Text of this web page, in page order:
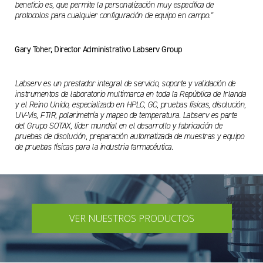
beneficio es, que permite la personalización muy específica de
protocolos para cualquier configuración de equipo en campo."
Gary Toher, Director Administrativo Labserv Group
Labserv es un prestador integral de servicio, soporte y validación de
instrumentos de laboratorio multimarca en toda la República de Irlanda
y el Reino Unido, especializado en HPLC, GC, pruebas físicas, disolución,
UV-Vis, FTIR, polarimetría y mapeo de temperatura. Labserv es parte
del Grupo SOTAX, líder mundial en el desarrollo y fabricación de
pruebas de disolución, preparación automatizada de muestras y equipo
de pruebas físicas para la industria farmacéutica.
VER NUESTROS PRODUCTOS